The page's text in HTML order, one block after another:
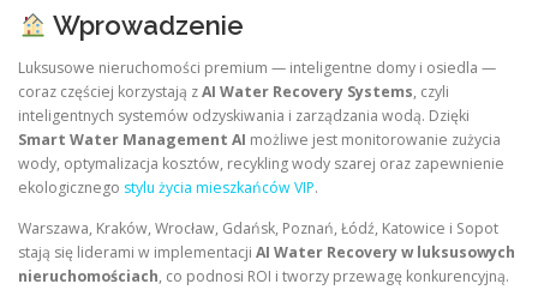
Wprowadzenie
Luksusowe nieruchomości premium — inteligentne domy i osiedla —
coraz częściej korzystają zAI Water Recovery Systems, czyli
inteligentnych systemów odzyskiwania i zarządzania wodą. Dzięki
Smart Water Management AI możliwe jest monitorowanie zużycia
wody, optymalizacja kosztów, recykling wody szarej oraz zapewnienie
ekologicznego stylu życia mieszkańców VIP.
Warszawa, Kraków, Wrocław, Gdańsk, Poznań, Łódź, Katowice i Sopot
stają się liderami w implementacji AI Water Recovery w luksusowych
nieruchomościach, co podnosi ROI i tworzy przewagę konkurencyjną.